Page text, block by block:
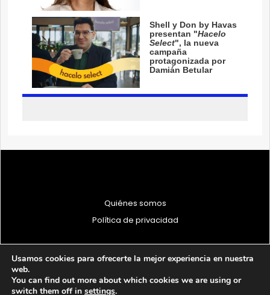
Quiénes somos
Política de privacidad
© 1997 - 2026 PRODU - Todos los derechos reservados
Usamos cookies para ofrecerte la mejor experiencia en nuestra
web.
You can find out more about which cookies we are using or
switch them off in settings.